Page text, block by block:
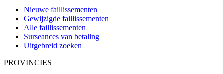
Nieuwe faillissementen
Gewijzigde faillissementen
Alle faillissementen
Surseances van betaling
Uitgebreid zoeken
PROVINCIES